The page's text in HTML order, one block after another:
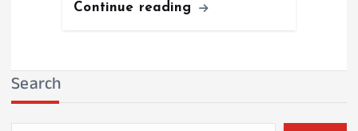
Continue reading
Search